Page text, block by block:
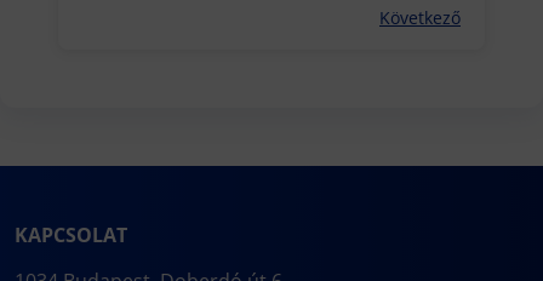
Következő
KAPCSOLAT